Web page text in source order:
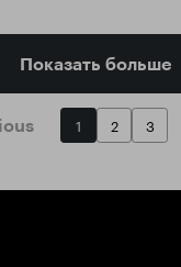
Показать больше
1 2 3